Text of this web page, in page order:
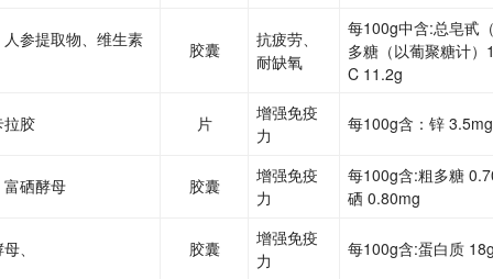
参提取物、维生素 胶囊
抗疲劳、
耐缺氧
每100g中含:总皂甙
多糖（以葡聚糖计
C 11.2g
拉胶 片
增强免疫
力
每100g含：锌
硒酵母 胶囊
增强免疫
力
每100g含:粗多糖
硒 0.80mg
、 胶囊
增强免疫
力
每100g含:蛋白质